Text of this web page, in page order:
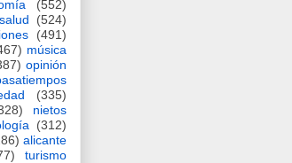
(552)
salud
(524)
(491)
música
opinión
(335)
nietos
(312)
alicante
turismo